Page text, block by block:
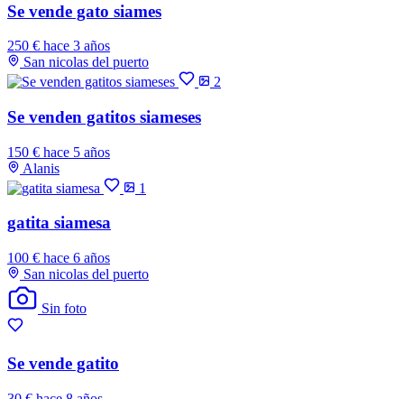
Se vende gato siames
250 € hace 3 años
San nicolas del puerto
2
Se venden gatitos siameses
150 € hace 5 años
Alanis
1
gatita siamesa
100 € hace 6 años
San nicolas del puerto
Sin foto
Se vende gatito